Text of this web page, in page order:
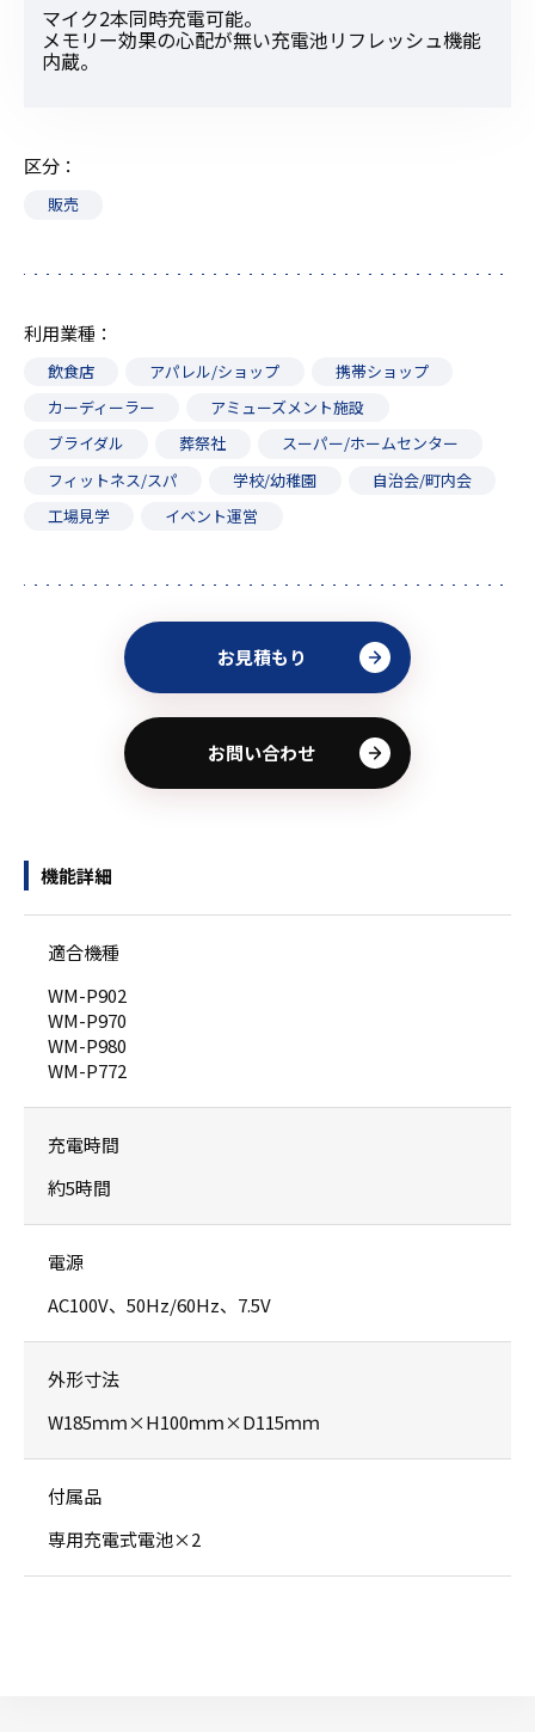
マイク2本同時充電可能。
メモリー効果の心配が無い充電池リフレッシュ機能
内蔵。
区分
販売
利用業種
飲食店 アパレル/ショップ
携帯ショップ
カーディーラー
アミューズメント施設
ブライダル
葬祭社
スーパー/ホームセンター
フィットネス/スパ
学校/幼稚園
自治会/町内会
工場見学
イベント運営
お見積もり
お問い合わせ
機能詳細
適合機種
WM-P902
WM-P970
WM-P980
WM-P772
充電時間
約5時間
電源
AC100V、50Hz/60Hz、7.5V
外形寸法
W185ｍｍ×H100ｍｍ×D115ｍｍ
付属品
専用充電式電池×2